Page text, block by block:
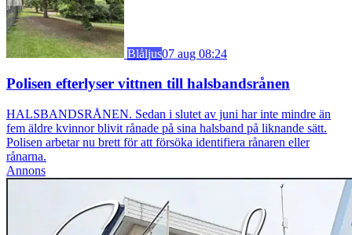
Blåljus07 aug 08:24
Polisen efterlyser vittnen till halsbandsrånen
HALSBANDSRÅNEN. Sedan i slutet av juni har inte mindre än
fem äldre kvinnor blivit rånade på sina halsband på liknande sätt.
Polisen arbetar nu brett för att försöka identifiera rånaren eller
rånarna.
Annons